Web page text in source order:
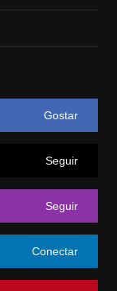
Gostar
Seguir
Seguir
Conectar